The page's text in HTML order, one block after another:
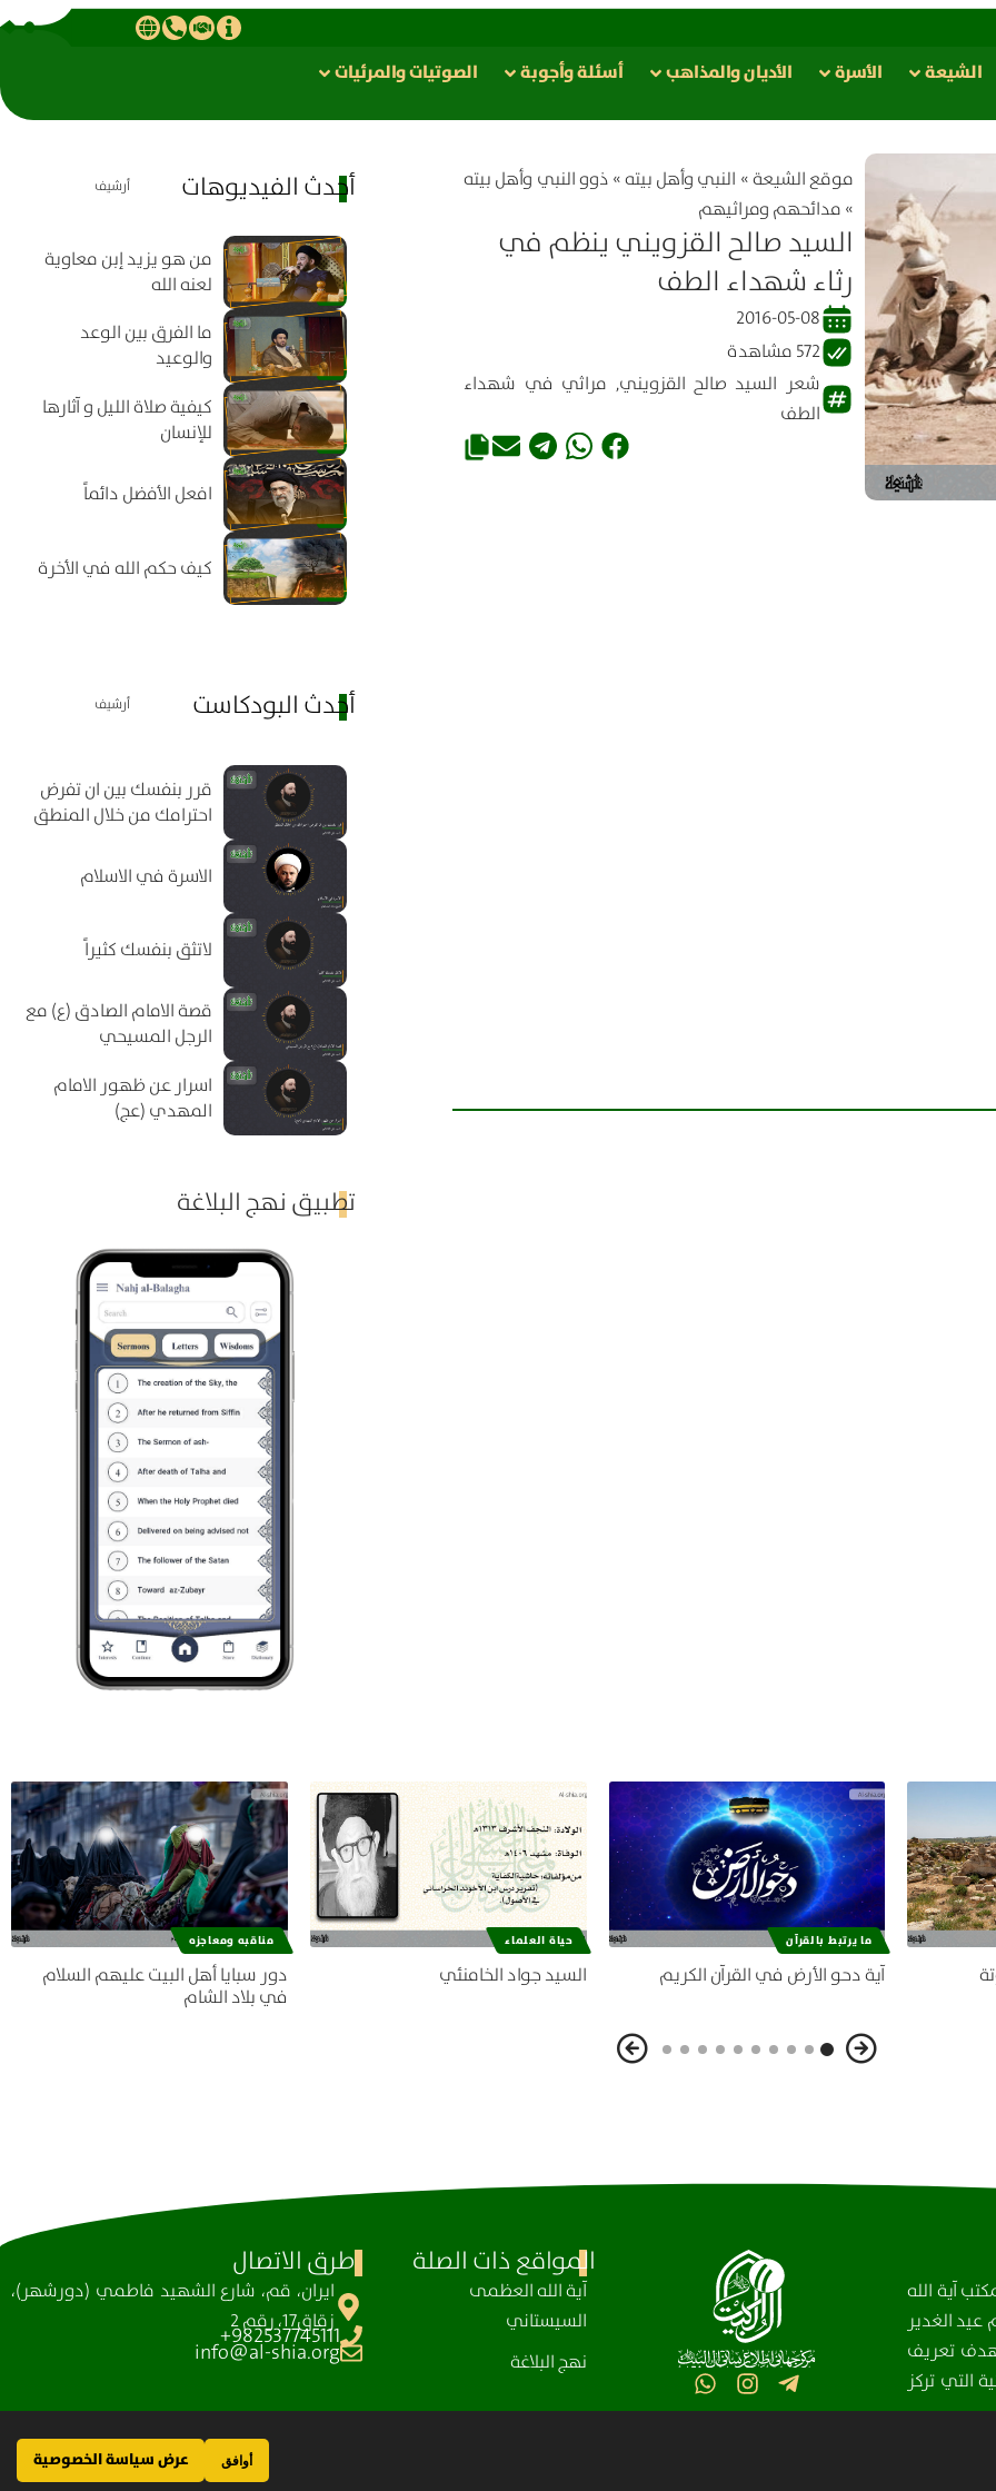
الشيعة الأسرة الأدیان والمذاهب أسئلة وأجوبة الصوتیات والمرئیات
موقع الشیعة» النبي وأهل بيته» ذوو النبي وأهل بيته
» مدائحهم ومراثيهم
السيد صالح القزويني ينظم في
رثاء شهداء الطف
2016-05-08
572 مشاهدة
شعر السيد صالح القزويني, مراثي في شهداء
الطف
أحدث الفيديوهات أرشيف
من هو يزيد إبن معاوية
لعنه الله
ما الفرق بين الوعد
والوعيد
كيفية صلاة الليل و آثارها
للإنسان
افعل الأفضل دائماً
كيف حكم الله في الأخرة
أحدث البودكاست أرشيف
قرر بنفسك بين ان تفرض
احترامك من خلال المنطق
الاسرة في الاسلام
لاتثق بنفسك كثيراً
قصة الامام الصادق (ع) مع
الرجل المسيحي
اسرار عن ظهور الامام
المهدي (عج)
تطبيق نهج البلاغة
ما يرتبط بالقرآن
آية دحو الأرض في القرآن الكريم
حياة العلماء
السيد جواد الخامنئي
مناقبه ومعاجزه
دور سبايا أهل البيت عليهم السلام
في بلاد الشام
آية الله
الغدير
بهدف تعريف
التي تركز
المواقع ذات الصلة
آیة الله العظمی
السيستاني
نهج البلاغة
طرق الاتصال
ايران، قم، شارع الشهيد فاطمي (دورشهر)،
زقاق17، رقم 2
982537745111+
info@al-shia.org
أوافق عرض سياسة الخصوصية